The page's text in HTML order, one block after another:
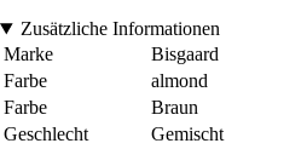
Zusätzliche Informationen
Marke
Bisgaard
Farbe
almond
Farbe
Braun
Geschlecht
Gemischt